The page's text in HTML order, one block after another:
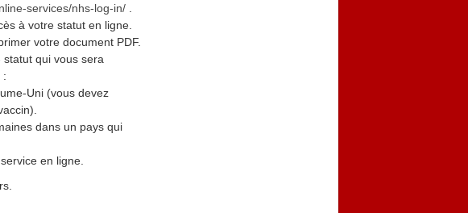
services/nhs-log-in/
à votre statut en ligne.
votre document PDF.
qui vous sera
:
Uni (vous devez
dans un pays qui
en ligne.